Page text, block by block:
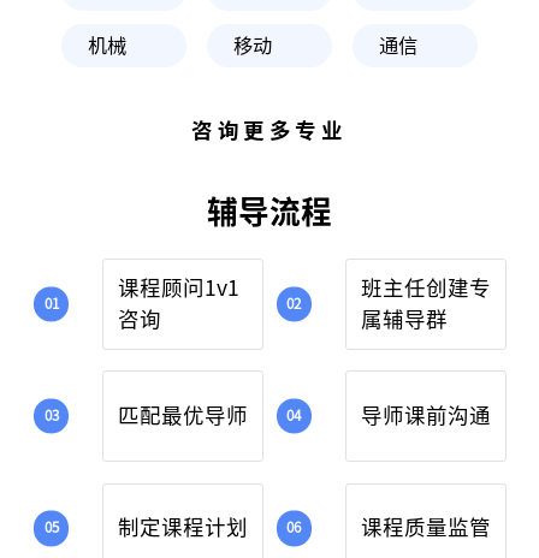
机械 移动 通信
咨询更多专业
辅导流程
课程顾问1v1
咨询
班主任创建专
属辅导群
匹配最优导师 导师课前沟通
制定课程计划 课程质量监管